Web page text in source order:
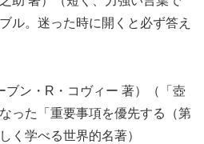
ル。迷った時に開くと必ず答え
ブン・R・コヴィー 著）（「壺
った「重要事項を優先する（第
く学べる世界的名著）